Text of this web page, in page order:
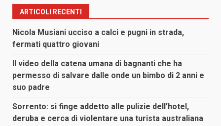
ARTICOLI RECENTI
Nicola Musiani ucciso a calci e pugni in strada,
fermati quattro giovani
Il video della catena umana di bagnanti che ha
permesso di salvare dalle onde un bimbo di 2 anni e
suo padre
Sorrento: si finge addetto alle pulizie dell’hotel,
deruba e cerca di violentare una turista australiana